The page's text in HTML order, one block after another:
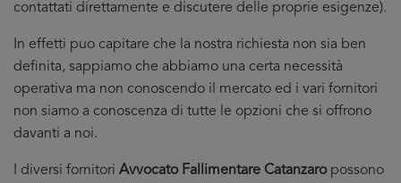
contattati direttamente e discutere delle proprie esigenze).
In effetti puo capitare che la nostra richiesta non sia ben
definita, sappiamo che abbiamo una certa necessità
operativa ma non conoscendo il mercato ed i vari fornitori
non siamo a conoscenza di tutte le opzioni che si offrono
davanti a noi.
I diversi fornitori Avvocato Fallimentare Catanzaropossono